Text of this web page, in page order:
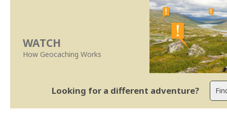
WATCH
How Geocaching Works
Looking for a different adventure?